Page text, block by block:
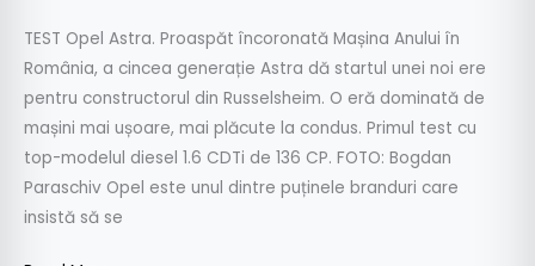
TEST Opel Astra. Proaspăt încoronată Mașina Anului în
România, a cincea generație Astra dă startul unei noi ere
pentru constructorul din Russelsheim. O eră dominată de
mașini mai ușoare, mai plăcute la condus. Primul test cu
top-modelul diesel 1.6 CDTi de 136 CP. FOTO: Bogdan
Paraschiv Opel este unul dintre puținele branduri care
insistă să se